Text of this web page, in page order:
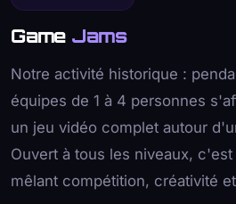
Game Jams
Notre activité historique :
équipes de 1 à 4 personnes
un jeu vidéo complet autour
Ouvert à tous les niveaux,
mêlant compétition, créativité